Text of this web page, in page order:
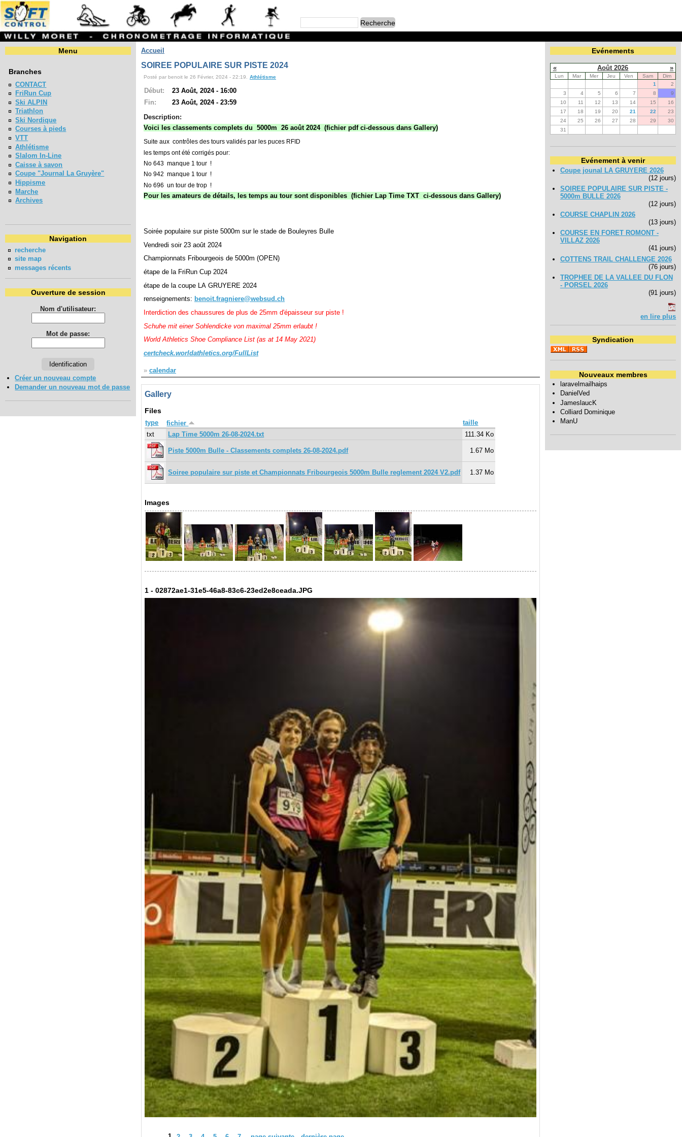
Menu
Branches
CONTACT
FriRun Cup
Ski ALPIN
Triathlon
Ski Nordique
Courses à pieds
VTT
Athlétisme
Slalom In-Line
Caisse à savon
Coupe "Journal La Gruyère"
Hippisme
Marche
Archives
Navigation
recherche
site map
messages récents
Ouverture de session
Nom d'utilisateur:
Mot de passe:
Créer un nouveau compte
Demander un nouveau mot de passe
Accueil
SOIREE POPULAIRE SUR PISTE 2024
Posté par benoit le 26 Février, 2024 - 22:19. Athlétisme
Début:
23 Août, 2024 - 16:00
Fin:
23 Août, 2024 - 23:59
Description:
Voici les classements complets du 5000m 26 août 2024 (fichier pdf ci-dessous dans Gallery)
Suite aux contrôles des tours validés par les puces RFID
les temps ont été corrigés pour:
No 643 manque 1 tour !
No 942 manque 1 tour !
No 696 un tour de trop !
Pour les amateurs de détails, les temps au tour sont disponibles (fichier Lap Time TXT ci-dessous dans Gallery)
Soirée populaire sur piste 5000m sur le stade de Bouleyres Bulle
Vendredi soir 23 août 2024
Championnats Fribourgeois de 5000m (OPEN)
étape de la FriRun Cup 2024
étape de la coupe LA GRUYERE 2024
renseignements: benoit.fragniere@websud.ch
Interdiction des chaussures de plus de 25mm d'épaisseur sur piste !
Schuhe mit einer Sohlendicke von maximal 25mm erlaubt !
World Athletics Shoe Compliance List (as at 14 May 2021)
certcheck.worldathletics.org/FullList
» calendar
Gallery
Files
type fichier
taille
txt
Lap Time 5000m 26-08-2024.txt 111.34 Ko
Piste 5000m Bulle - Classements complets 26-08-2024.pdf 1.67 Mo
Soiree populaire sur piste et Championnats Fribourgeois 5000m Bulle reglement 2024 V2.pdf 1.37 Mo
Images
1 - 02872ae1-31e5-46a8-83c6-23ed2e8ceada.JPG
Evénements
« Août 2026 »
Lun Mar Mer Jeu Ven Sam
Dim
1
2
3
4 5 6 7 8
9
10
11 12 13 14 15
16
17
18 19 20 21 22
23
24
25 26 27 28 29
30
31
Evénement à venir
Coupe jounal LA GRUYERE 2026
(12 jours)
SOIREE POPULAIRE SUR PISTE -
5000m BULLE 2026
(12 jours)
COURSE CHAPLIN 2026
(13 jours)
COURSE EN FORET ROMONT -
VILLAZ 2026
(41 jours)
COTTENS TRAIL CHALLENGE 2026
(76 jours)
TROPHEE DE LA VALLEE DU FLON
- PORSEL 2026
(91 jours)
en lire plus
Syndication
Nouveaux membres
laravelmailhaips
DanielVed
JameslaucK
Colliard Dominique
ManU